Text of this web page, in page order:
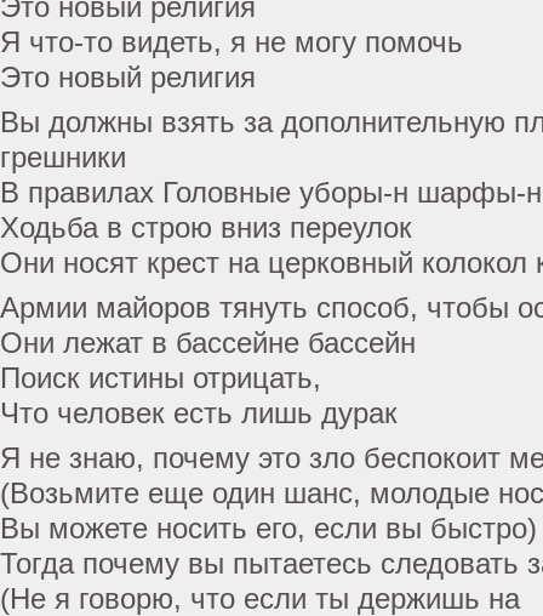
Это новый религия
Я что-то видеть, я не могу помочь
Это новый религия
Вы должны взять за дополнительную
грешники
В правилах Головные уборы-н шарфы-
Ходьба в строю вниз переулок
Они носят крест на церковный колокол
Армии майоров тянуть способ, чтобы
Они лежат в бассейне бассейн
Поиск истины отрицать,
Что человек есть лишь дурак
Я не знаю, почему это зло беспокоит
(Возьмите еще один шанс, молодые
Вы можете носить его, если вы быстро)
Тогда почему вы пытаетесь следовать
(Не я говорю, что если ты держишь на